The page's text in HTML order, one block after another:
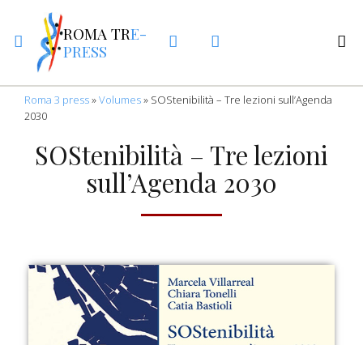
ROMA TRE-
PRESS
Roma 3 press»Volumes» SOStenibilità – Tre lezioni sull’Agenda
2030
SOStenibilità – Tre lezioni
sull’Agenda 2030